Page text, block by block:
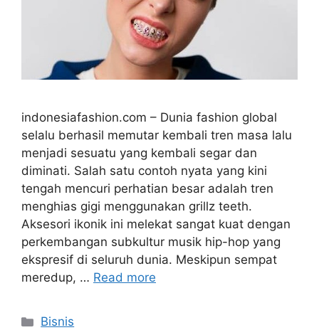
indonesiafashion.com – Dunia fashion global
selalu berhasil memutar kembali tren masa lalu
menjadi sesuatu yang kembali segar dan
diminati. Salah satu contoh nyata yang kini
tengah mencuri perhatian besar adalah tren
menghias gigi menggunakan grillz teeth.
Aksesori ikonik ini melekat sangat kuat dengan
perkembangan subkultur musik hip-hop yang
ekspresif di seluruh dunia. Meskipun sempat
meredup, … Read more
Categories
Bisnis